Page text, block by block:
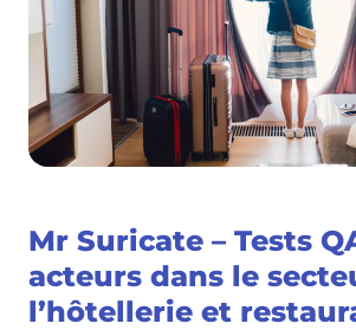
Mr Suricate – Tests
acteurs dans le
l’hôtellerie et